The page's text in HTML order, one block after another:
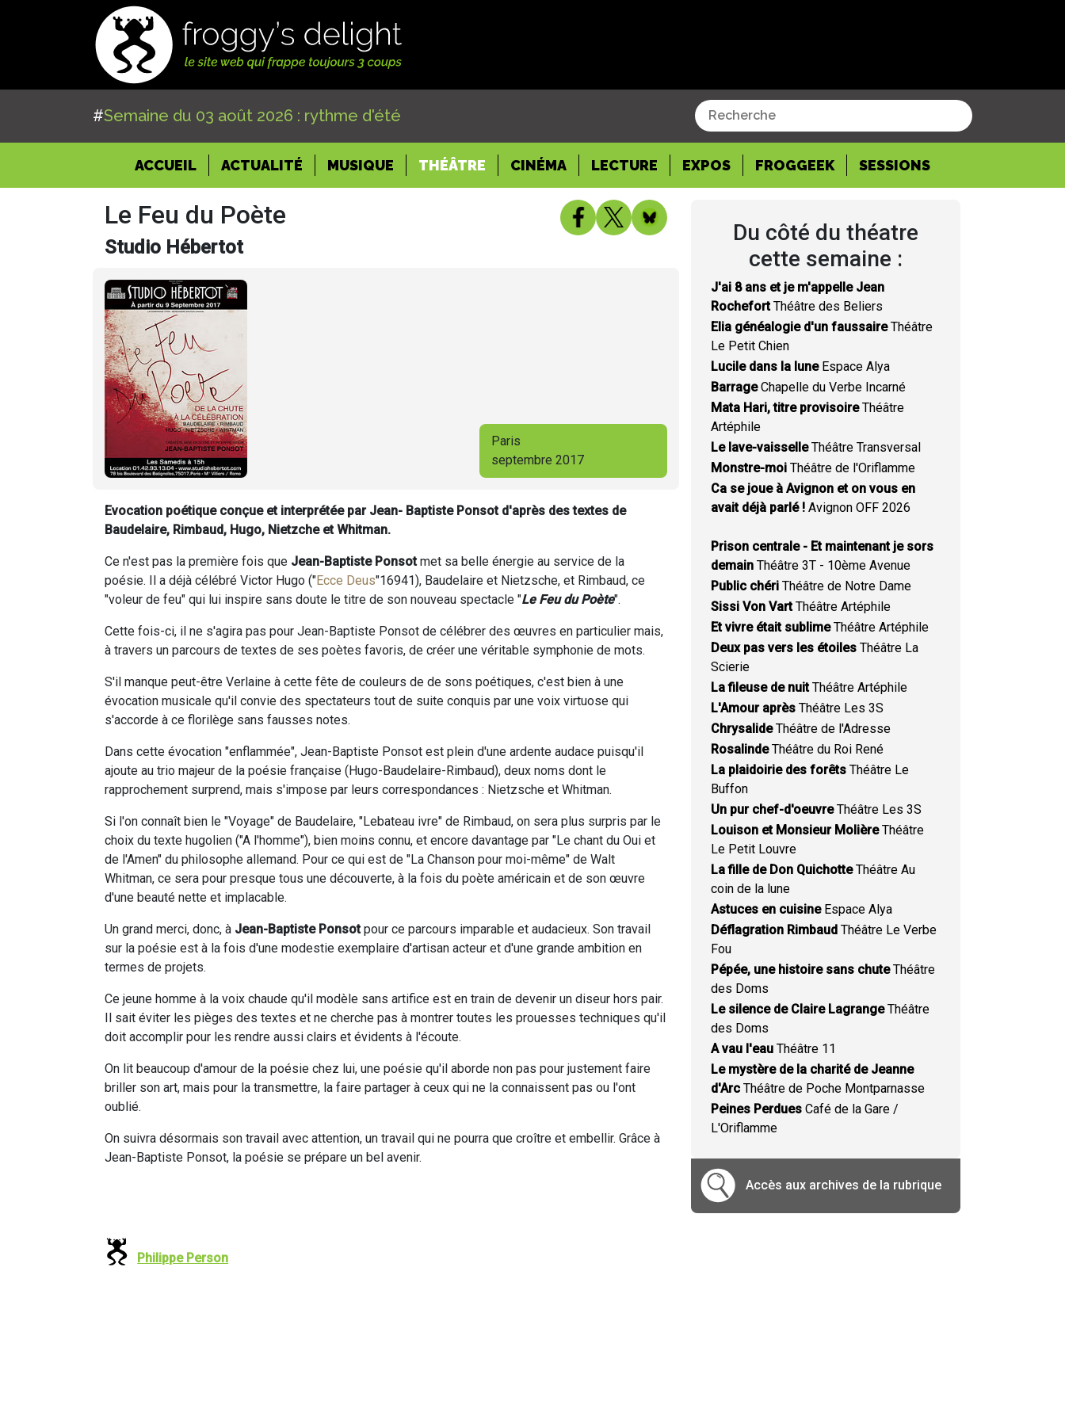
#Semaine du 03 août 2026 : rythme d'été
ACCUEIL(CURRENT)
ACTUALITÉ MUSIQUE THÉÂTRE CINÉMA LECTURE EXPOS FROGGEEK SESSIONS
Le Feu du Poète
Studio Hébertot
Paris
septembre 2017
Evocation poétique conçue et interprétée par Jean- Baptiste Ponsot d'après des textes de
Baudelaire, Rimbaud, Hugo, Nietzche et Whitman.
Ce n'est pas la première fois que Jean-Baptiste Ponsotmet sa belle énergie au service de la
poésie. Il a déjà célébré Victor Hugo ("Ecce Deus"16941), Baudelaire et Nietzsche, et Rimbaud, ce
"voleur de feu" qui lui inspire sans doute le titre de son nouveau spectacle "Le Feu du Poète".
Cette fois-ci, il ne s'agira pas pour Jean-Baptiste Ponsot de célébrer des œuvres en particulier mais,
à travers un parcours de textes de ses poètes favoris, de créer une véritable symphonie de mots.
S'il manque peut-être Verlaine à cette fête de couleurs de de sons poétiques, c'est bien à une
évocation musicale qu'il convie des spectateurs tout de suite conquis par une voix virtuose qui
s'accorde à ce florilège sans fausses notes.
Dans cette évocation "enflammée", Jean-Baptiste Ponsot est plein d'une ardente audace puisqu'il
ajoute au trio majeur de la poésie française (Hugo-Baudelaire-Rimbaud), deux noms dont le
rapprochement surprend, mais s'impose par leurs correspondances : Nietzsche et Whitman.
Si l'on connaît bien le "Voyage" de Baudelaire, "Lebateau ivre" de Rimbaud, on sera plus surpris par le
choix du texte hugolien ("A l'homme"), bien moins connu, et encore davantage par "Le chant du Oui et
de l'Amen" du philosophe allemand. Pour ce qui est de "La Chanson pour moi-même" de Walt
Whitman, ce sera pour presque tous une découverte, à la fois du poète américain et de son œuvre
d'une beauté nette et implacable.
Un grand merci, donc, à Jean-Baptiste Ponsotpour ce parcours imparable et audacieux. Son travail
sur la poésie est à la fois d'une modestie exemplaire d'artisan acteur et d'une grande ambition en
termes de projets.
Ce jeune homme à la voix chaude qu'il modèle sans artifice est en train de devenir un diseur hors pair.
Il sait éviter les pièges des textes et ne cherche pas à montrer toutes les prouesses techniques qu'il
doit accomplir pour les rendre aussi clairs et évidents à l'écoute.
On lit beaucoup d'amour de la poésie chez lui, une poésie qu'il aborde non pas pour justement faire
briller son art, mais pour la transmettre, la faire partager à ceux qui ne la connaissent pas ou l'ont
oublié.
On suivra désormais son travail avec attention, un travail qui ne pourra que croître et embellir. Grâce à
Jean-Baptiste Ponsot, la poésie se prépare un bel avenir.
Philippe Person
Du côté du théatre
cette semaine :
J'ai 8 ans et je m'appelle Jean
RochefortThéâtre des Beliers
Elia généalogie d'un faussaireThéâtre
Le Petit Chien
Lucile dans la luneEspace Alya
BarrageChapelle du Verbe Incarné
Mata Hari, titre provisoireThéâtre
Artéphile
Le lave-vaisselleThéâtre Transversal
Monstre-moi Théâtre de l'Oriflamme
Ca se joue à Avignon et on vous en
avait déjà parlé ! Avignon OFF 2026
Prison centrale - Et maintenant je sors
demain Théâtre 3T - 10ème Avenue
Public chéri Théâtre de Notre Dame
Sissi Von VartThéâtre Artéphile
Et vivre était sublimeThéâtre Artéphile
Deux pas vers les étoiles Théâtre La
Scierie
La fileuse de nuitThéâtre Artéphile
L'Amour après Théâtre Les 3S
ChrysalideThéâtre de l'Adresse
RosalindeThéâtre du Roi René
La plaidoirie des forêts Théâtre Le
Buffon
Un pur chef-d'oeuvreThéâtre Les 3S
Louison et Monsieur MolièreThéâtre
Le Petit Louvre
La fille de Don QuichotteThéâtre Au
coin de la lune
Astuces en cuisineEspace Alya
Déflagration Rimbaud Théâtre Le Verbe
Fou
Pépée, une histoire sans chuteThéâtre
des Doms
Le silence de Claire LagrangeThéâtre
des Doms
A vau l'eau Théâtre 11
Le mystère de la charité de Jeanne
d'Arc Théâtre de Poche Montparnasse
Peines Perdues Café de la Gare /
L'Oriflamme
Accès aux archives de la rubrique